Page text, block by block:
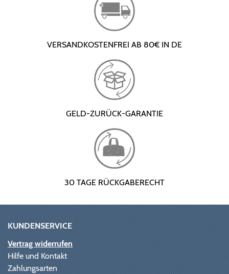
VERSANDKOSTENFREI AB 80€ IN DE
GELD-ZURÜCK-GARANTIE
30 TAGE RÜCKGABERECHT
KUNDENSERVICE
Vertrag widerrufen
Hilfe und Kontakt
Zahlungsarten